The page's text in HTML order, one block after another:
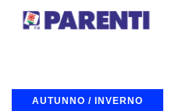
AUTUNNO / INVERNO